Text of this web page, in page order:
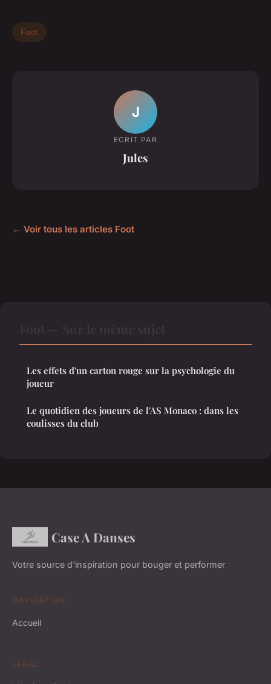
Foot
J
ECRIT PAR
Jules
← Voir tous les articles Foot
Les effets d'un carton rouge sur la psychologie du
joueur
Le quotidien des joueurs de l'AS Monaco : dans les
coulisses du club
Case A Danses
Votre source d'inspiration pour bouger et performer
NAVIGATION
Accueil
LÉGAL